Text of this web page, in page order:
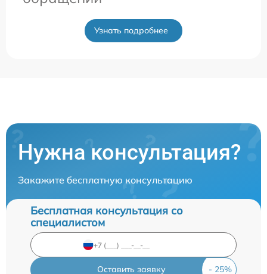
Узнать подробнее
Нужна консультация?
Закажите бесплатную консультацию
Бесплатная консультация со
специалистом
Оставить заявку